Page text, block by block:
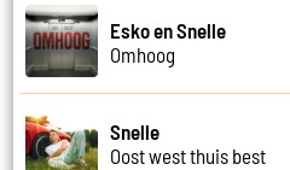
Esko en Snelle
Omhoog
Snelle
Oost west thuis best